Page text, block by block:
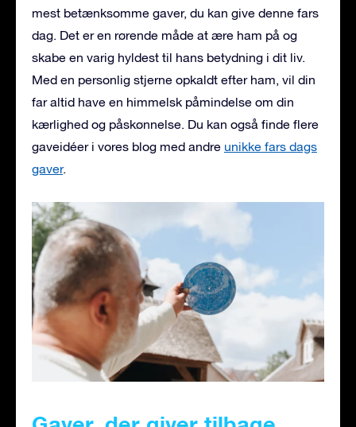
mest betænksomme gaver, du kan give denne fars
dag. Det er en rørende måde at ære ham på og
skabe en varig hyldest til hans betydning i dit liv.
Med en personlig stjerne opkaldt efter ham, vil din
far altid have en himmelsk påmindelse om din
kærlighed og påskønnelse. Du kan også finde flere
gaveidéer i vores blog med andre unikke fars dags
gaver.